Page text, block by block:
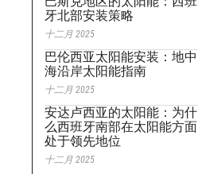
牙北部安装策略
十二月 2025
巴伦西亚太阳能安装：地中
海沿岸太阳能指南
十二月 2025
安达卢西亚的太阳能：为什
么西班牙南部在太阳能方面
处于领先地位
十二月 2025